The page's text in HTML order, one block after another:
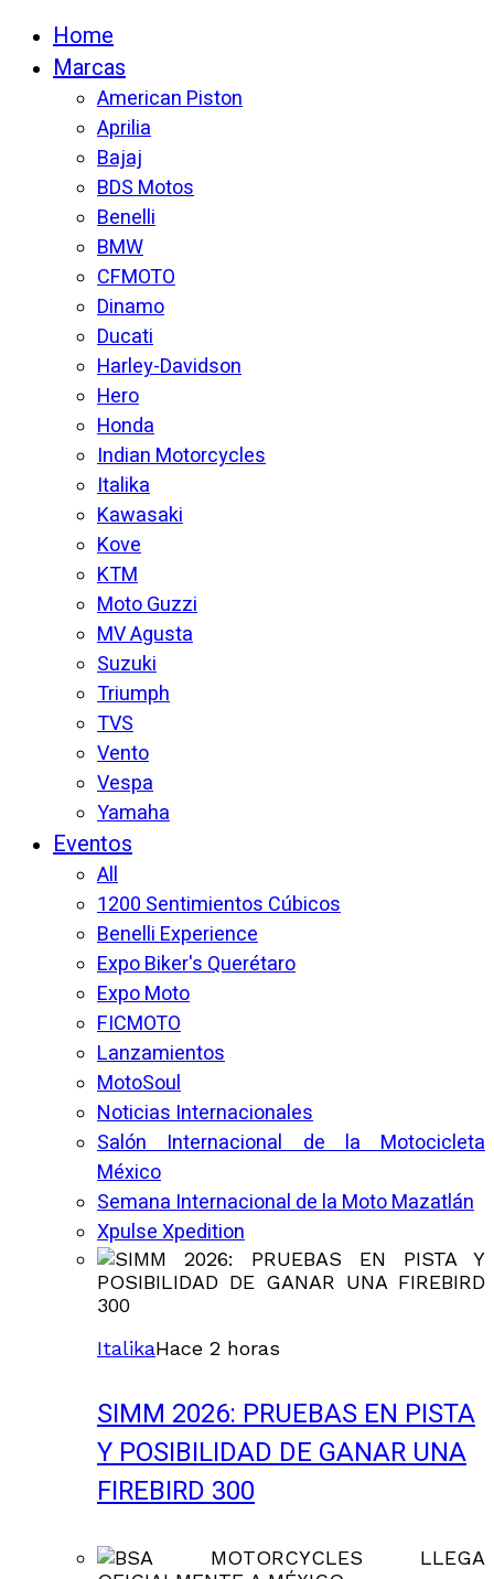
Home
Marcas
American Piston
Aprilia
Bajaj
BDS Motos
Benelli
BMW
CFMOTO
Dinamo
Ducati
Harley-Davidson
Hero
Honda
Indian Motorcycles
Italika
Kawasaki
Kove
KTM
Moto Guzzi
MV Agusta
Suzuki
Triumph
TVS
Vento
Vespa
Yamaha
Eventos
All
1200 Sentimientos Cúbicos
Benelli Experience
Expo Biker's Querétaro
Expo Moto
FICMOTO
Lanzamientos
MotoSoul
Noticias Internacionales
Salón Internacional de la Motocicleta
México
Semana Internacional de la Moto Mazatlán
Xpulse Xpedition
ItalikaHace 2 horas
SIMM 2026: PRUEBAS EN PISTA
Y POSIBILIDAD DE GANAR UNA
FIREBIRD 300